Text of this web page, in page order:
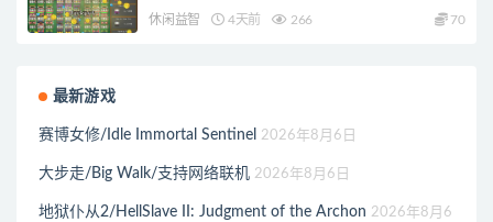
休闲益智 4天前 266 70
最新游戏
赛博女修/Idle Immortal Sentinel 2026年8月6日
大步走/Big Walk/支持网络联机 2026年8月6日
地狱仆从2/HellSlave II: Judgment of the Archon 2026年8月6